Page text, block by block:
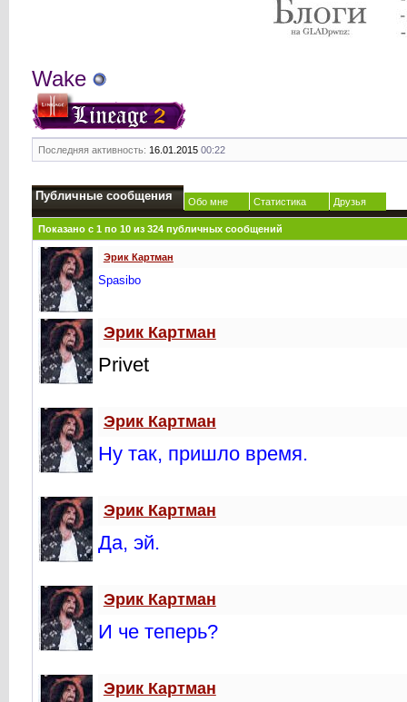
Wake
Последняя активность: 16.01.2015 00:22
Публичные сообщения Обо мне Статистика Друзья
Показано с 1 по 10из 324публичных сообщений
Эрик Картман
Spasibo
Эрик Картман
Privet
Эрик Картман
Ну так, пришло время.
Эрик Картман
Да, эй.
Эрик Картман
И че теперь?
Эрик Картман